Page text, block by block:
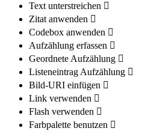
Text unterstreichen
Zitat anwenden
Codebox anwenden
Aufzählung erfassen
Geordnete Aufzählung
Listeneintrag Aufzählung
Bild-URI einfügen
Link verwenden
Flash verwenden
Farbpalette benutzen